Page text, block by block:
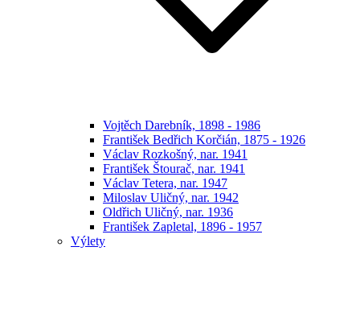
Vojtěch Darebník, 1898 - 1986
František Bedřich Korčián, 1875 - 1926
Václav Rozkošný, nar. 1941
František Štourač, nar. 1941
Václav Tetera, nar. 1947
Miloslav Uličný, nar. 1942
Oldřich Uličný, nar. 1936
František Zapletal, 1896 - 1957
Výlety